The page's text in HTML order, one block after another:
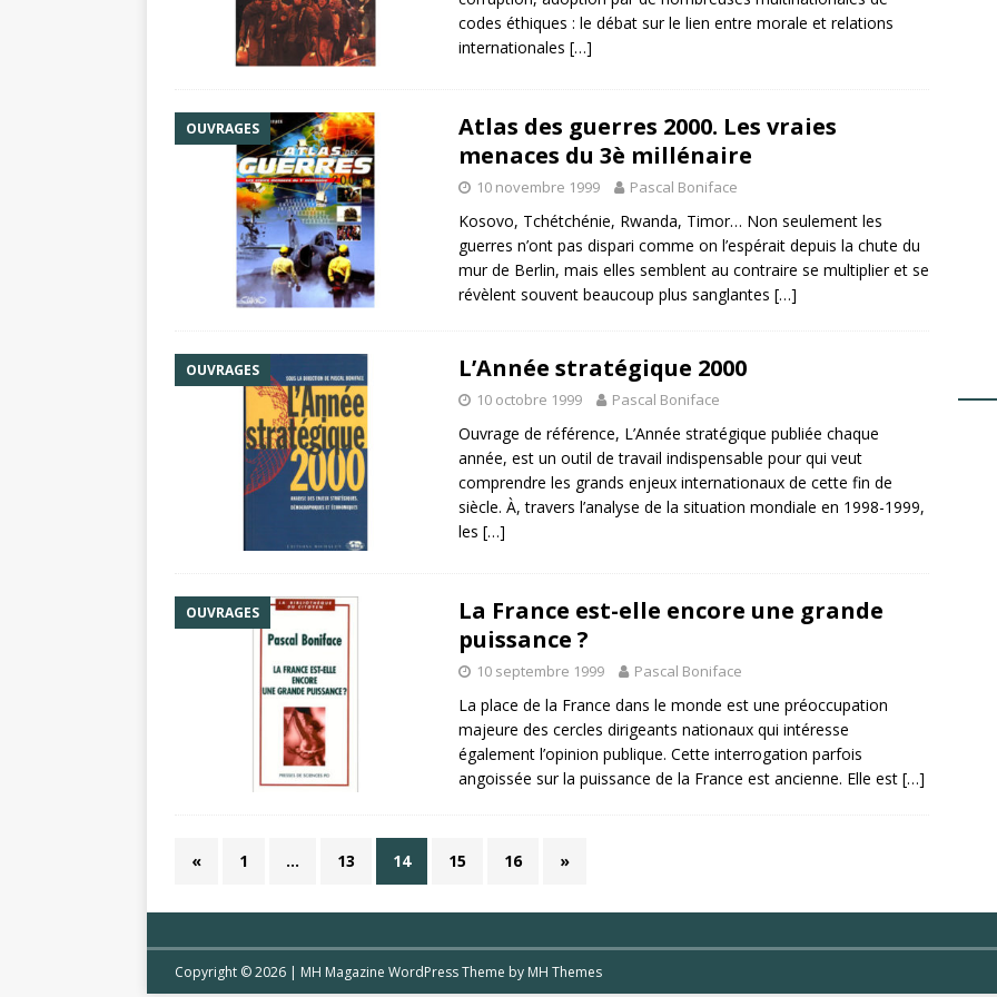
codes éthiques : le débat sur le lien entre morale et relations
internationales […]
OUVRAGES
Atlas des guerres 2000. Les vraies
menaces du 3è millénaire
10 novembre 1999 Pascal Boniface
Kosovo, Tchétchénie, Rwanda, Timor… Non seulement les
guerres n’ont pas dispari comme on l’espérait depuis la chute du
mur de Berlin, mais elles semblent au contraire se multiplier et se
révèlent souvent beaucoup plus sanglantes […]
OUVRAGES L’Année stratégique 2000
10 octobre 1999 Pascal Boniface
Ouvrage de référence, L’Année stratégique publiée chaque
année, est un outil de travail indispensable pour qui veut
comprendre les grands enjeux internationaux de cette fin de
siècle. À, travers l’analyse de la situation mondiale en 1998-1999,
les […]
OUVRAGES
La France est-elle encore une grande
puissance ?
10 septembre 1999 Pascal Boniface
La place de la France dans le monde est une préoccupation
majeure des cercles dirigeants nationaux qui intéresse
également l’opinion publique. Cette interrogation parfois
angoissée sur la puissance de la France est ancienne. Elle est […]
« 1 … 13 14 15 16 »
Copyright © 2026 | MH Magazine WordPress Theme by MH Themes